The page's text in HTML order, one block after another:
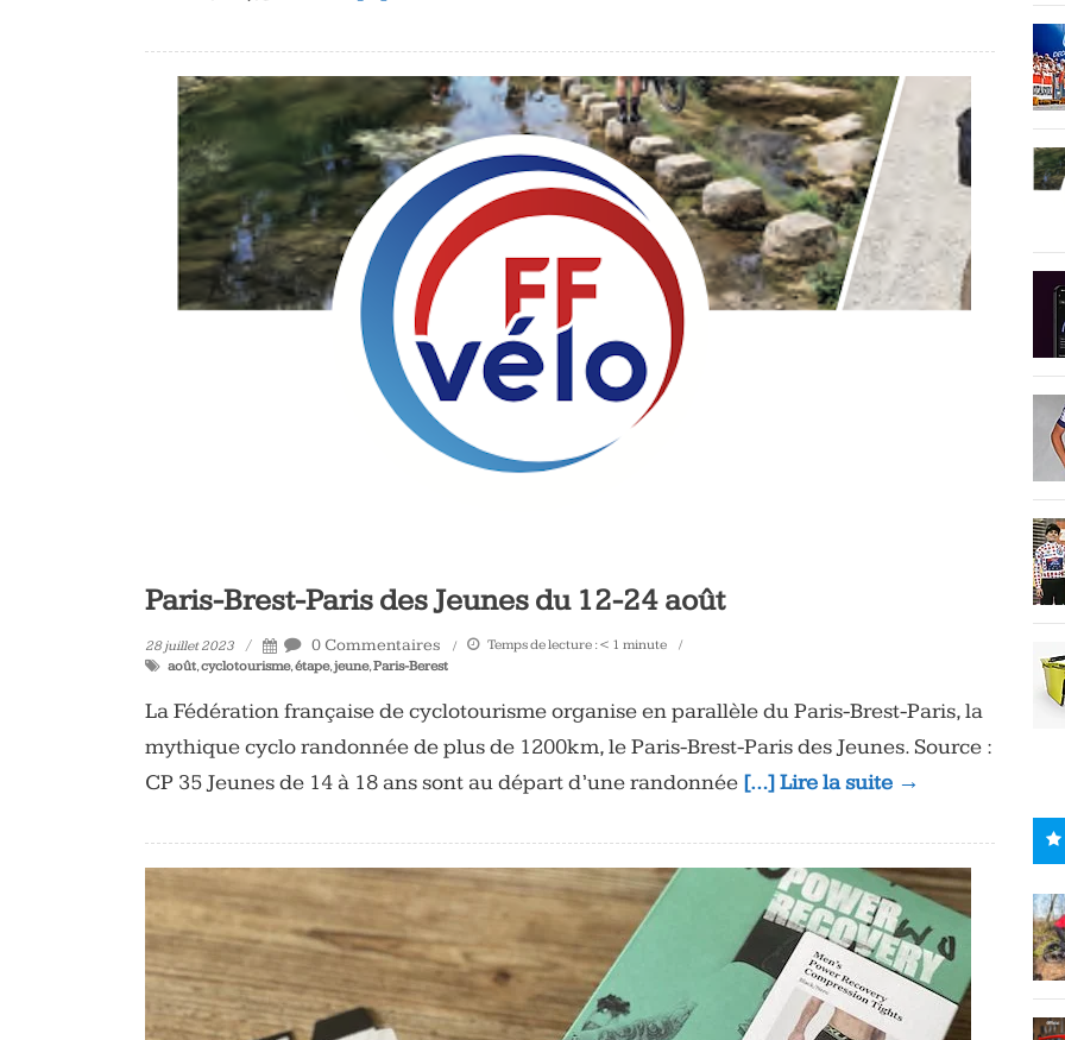
Paris-Brest-Paris des Jeunes du 12-24 août
28 juillet 2023 0 Commentaires Temps de lecture : < 1 minute
août,cyclotourisme,étape,jeune,Paris-Berest
La Fédération française de cyclotourisme organise en parallèle du Paris-Brest-Paris, la
mythique cyclo randonnée de plus de 1200km, le Paris-Brest-Paris des Jeunes. Source :
CP 35 Jeunes de 14 à 18 ans sont au départ d’une randonnée […] Lire la suite →